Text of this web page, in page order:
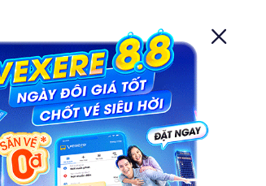
buýt giường nằm thoải mái
thực sự hy vọng rằng trong
thường xuyên theo lịch
tuyến đường này một lần
1A
Lộc
Lộc